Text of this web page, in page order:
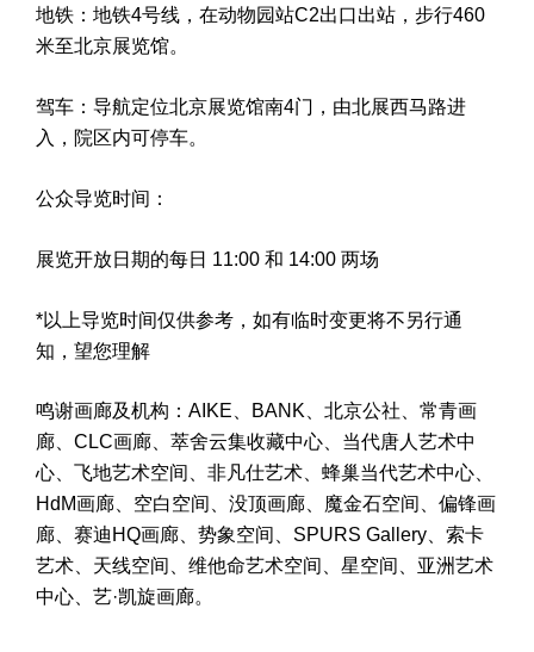
地铁：地铁4号线，在动物园站C2出口出站，步行460
米至北京展览馆。
驾车：导航定位北京展览馆南4门，由北展西马路进
入，院区内可停车。
公众导览时间：
展览开放日期的每日 11:00 和 14:00 两场
*以上导览时间仅供参考，如有临时变更将不另行通
知，望您理解
鸣谢画廊及机构：AIKE、BANK、北京公社、常青画
廊、CLC画廊、萃舍云集收藏中心、当代唐人艺术中
心、飞地艺术空间、非凡仕艺术、蜂巢当代艺术中心、
HdM画廊、空白空间、没顶画廊、魔金石空间、偏锋画
廊、赛迪HQ画廊、势象空间、SPURS Gallery、索卡
艺术、天线空间、维他命艺术空间、星空间、亚洲艺术
中心、艺·凯旋画廊。